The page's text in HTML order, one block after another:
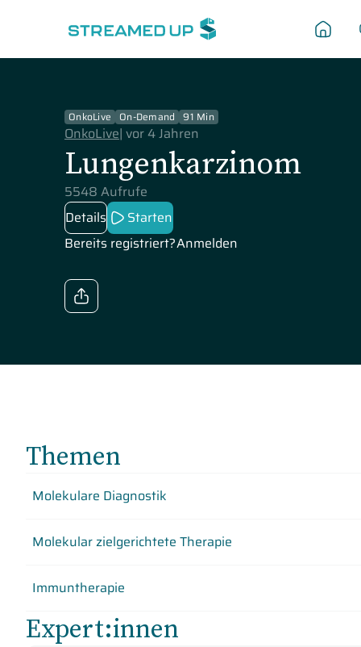
OnkoLive On-Demand 91 Min
OnkoLive| vor 4 Jahren
Lungenkarzinom
5548 Aufrufe
Details
Starten
Bereits registriert?Anmelden
Themen
Molekulare Diagnostik
Molekular zielgerichtete Therapie
Immuntherapie
Expert:innen